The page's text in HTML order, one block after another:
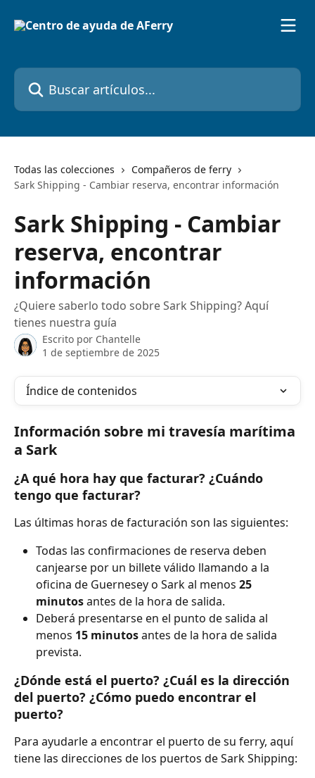
Buscar artículos...
Todas las colecciones
Compañeros de ferry
Sark Shipping - Cambiar reserva, encontrar información
Sark Shipping - Cambiar
reserva, encontrar
información
¿Quiere saberlo todo sobre Sark Shipping? Aquí
tienes nuestra guía
Escrito por Chantelle
1 de septiembre de 2025
Índice de contenidos
Información sobre mi travesía marítima
a Sark
¿A qué hora hay que facturar? ¿Cuándo
tengo que facturar?
Las últimas horas de facturación son las siguientes:
Todas las confirmaciones de reserva deben
canjearse por un billete válido llamando a la
oficina de Guernesey o Sark al menos 25
minutos antes de la hora de salida.
Deberá presentarse en el punto de salida al
menos 15 minutos antes de la hora de salida
prevista.
¿Dónde está el puerto? ¿Cuál es la dirección
del puerto? ¿Cómo puedo encontrar el
puerto?
Para ayudarle a encontrar el puerto de su ferry, aquí
tiene las direcciones de los puertos de Sark Shipping: